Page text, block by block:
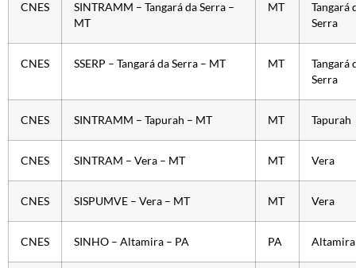
CNES
SINTRAMM – Tangará da Serra –
MT
MT
Tangará
Serra
CNES SSERP – Tangará da Serra – MT MT
Tangará
Serra
CNES SINTRAMM – Tapurah – MT MT Tapurah
CNES SINTRAM – Vera – MT MT Vera
CNES SISPUMVE – Vera – MT MT Vera
CNES SINHO – Altamira – PA PA Altamira